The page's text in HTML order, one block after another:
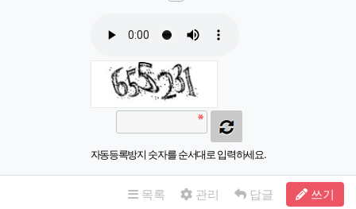
자동등록방지 숫자를 순서대로 입력하세요.
목록 관리 답글 쓰기